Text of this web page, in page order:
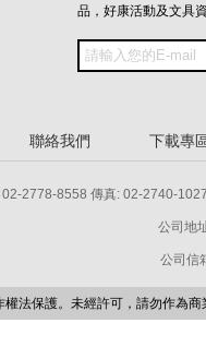
品，好康活動及文具
聯絡我們 下載專
2778-8558 傳真: 02-2740-
公司地
公司信
法保護。未經許可，請勿作為商